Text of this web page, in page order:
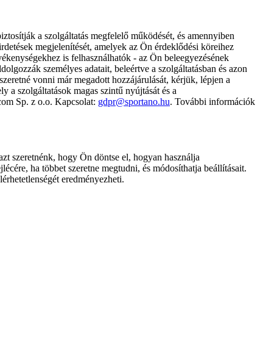
a szolgáltatás megfelelő működését, és amennyiben
megjelenítését, amelyek az Ön érdeklődési köreihez
is felhasználhatók - az Ön beleegyezésének
személyes adatait, beleértve a szolgáltatásban és azon
vonni már megadott hozzájárulását, kérjük, lépjen a
a szolgáltatások magas szintű nyújtását és a
Sp. z o.o. Kapcsolat: gdpr@sportano.hu. További információk
szeretnénk, hogy Ön döntse el, hogyan használja
ha többet szeretne megtudni, és módosíthatja beállításait.
eredményezheti.